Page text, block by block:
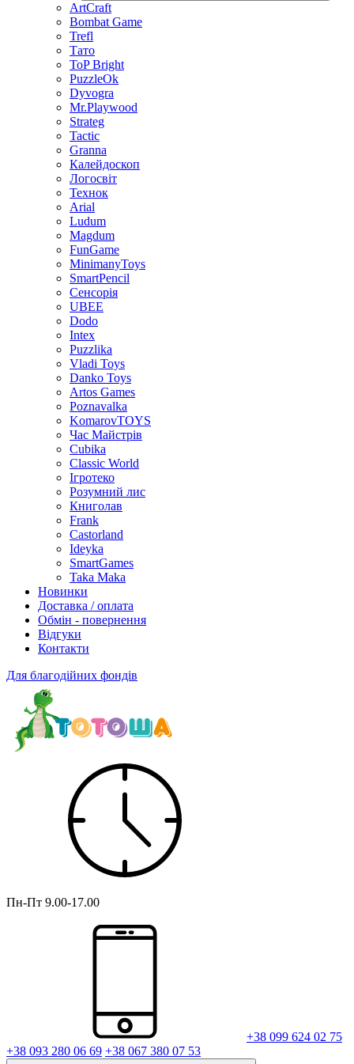
ArtCraft
Bombat Game
Trefl
Тато
ToP Bright
PuzzleOk
Dyvogra
Mr.Playwood
Strateg
Tactic
Granna
Калейдоскоп
Логосвіт
Технок
Arial
Ludum
Magdum
FunGame
MinimanyToys
SmartPencil
Сенсорія
UBEE
Dodo
Intex
Puzzlika
Vladi Toys
Danko Toys
Artos Games
Poznavalka
KomarovTOYS
Час Майстрів
Cubika
Classic World
Ігротеко
Розумний лис
Книголав
Frank
Castorland
Ideyka
SmartGames
Taka Maka
Новинки
Доставка / оплата
Обмін - повернення
Відгуки
Контакти
Для благодійних фондів
Пн-Пт 9.00-17.00
+38 099 624 02 75
+38 093 280 06 69 +38 067 380 07 53